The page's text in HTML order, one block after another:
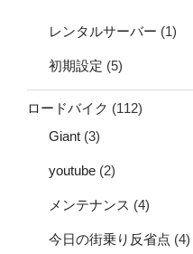
レンタルサーバー (1)
初期設定 (5)
ロードバイク (112)
Giant (3)
youtube (2)
メンテナンス (4)
今日の街乗り反省点 (4)